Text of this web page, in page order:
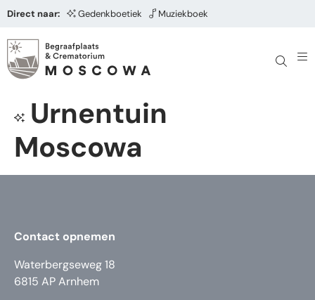
Direct naar: Gedenkboetiek Muziekboek
Urnentuin
Moscowa
Contact opnemen
Waterbergseweg 18
6815 AP Arnhem